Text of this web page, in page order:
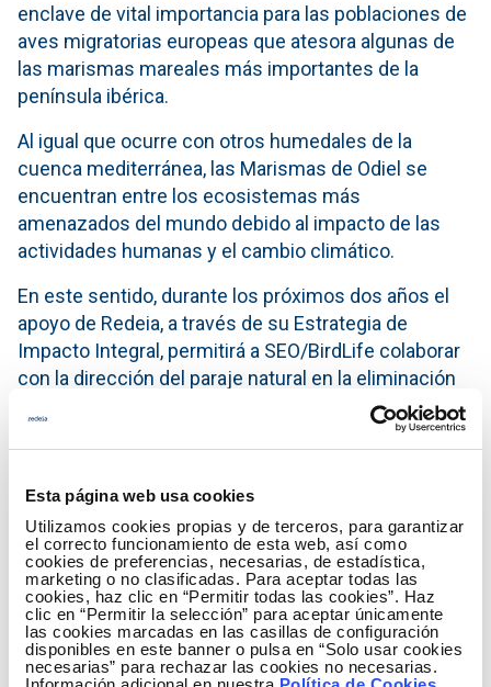
Esta página web usa cookies
Utilizamos cookies propias y de terceros, para garantizar
el correcto funcionamiento de esta web, así como
cookies de preferencias, necesarias, de estadística,
marketing o no clasificadas. Para aceptar todas las
cookies, haz clic en “Permitir todas las cookies”. Haz
clic en “Permitir la selección” para aceptar únicamente
las cookies marcadas en las casillas de configuración
disponibles en este banner o pulsa en “Solo usar cookies
necesarias” para rechazar las cookies no necesarias.
enclave de vital importancia para las poblaciones de
aves migratorias europeas que atesora algunas de
las marismas mareales más importantes de la
península ibérica.
Al igual que ocurre con otros humedales de la
cuenca mediterránea, las Marismas de Odiel se
encuentran entre los ecosistemas más
amenazados del mundo debido al impacto de las
actividades humanas y el cambio climático.
En este sentido, durante los próximos dos años el
apoyo de Redeia, a través de su Estrategia de
Impacto Integral, permitirá a SEO/BirdLife colaborar
con la dirección del paraje natural en la eliminación
de vegetación exótica invasora, jornadas de limpieza
participativa en la playa, labores de reforestación,
anillamiento científico, implicando a la población
local en la conservación de las marismas del Odiel y
su biodiversidad.
ParaCarlos Molina, técnico de SEO/BirdLife, “la
Reserva de la Biosfera de Marismas del Odiel tiene
unas características ecológicas que la convierten
en un lugar fundamental para el paso migratorio y